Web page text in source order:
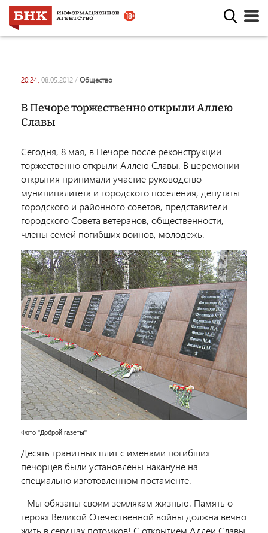
20:24, 08.05.2012 / общество
В Печоре торжественно открыли Аллею
Славы
Сегодня, 8 мая, в Печоре после реконструкции
торжественно открыли Аллею Славы. В церемонии
открытия принимали участие руководство
муниципалитета и городского поселения, депутаты
городского и районного советов, представители
городского Совета ветеранов, общественности,
члены семей погибших воинов, молодежь.
Фото "Доброй газеты"
Десять гранитных плит с именами погибших
печорцев были установлены накануне на
специально изготовленном постаменте.
- Мы обязаны своим землякам жизнью. Память о
героях Великой Отечественной войны должна вечно
жить в сердцах потомков! С открытием Аллеи Славы